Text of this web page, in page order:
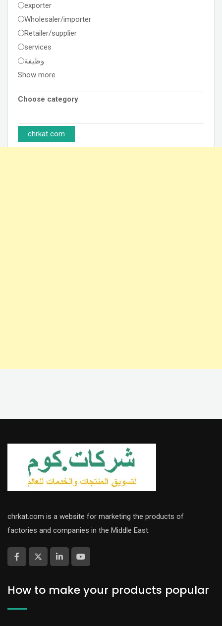
exporter
Wholesaler/importer
Retailer/supplier
services
وظيفة
Show more
Choose category
chrkat com
chrkat.com is a website for marketing the products of
factories and companies in the Middle East.
How to make your products popular